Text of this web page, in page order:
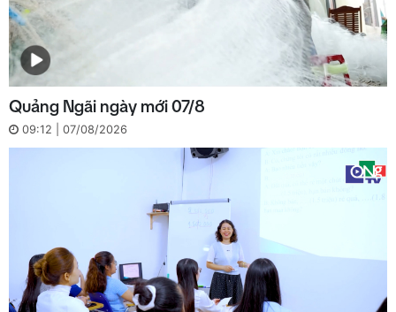
Quảng Ngãi ngày mới 07/8
09:12 | 07/08/2026